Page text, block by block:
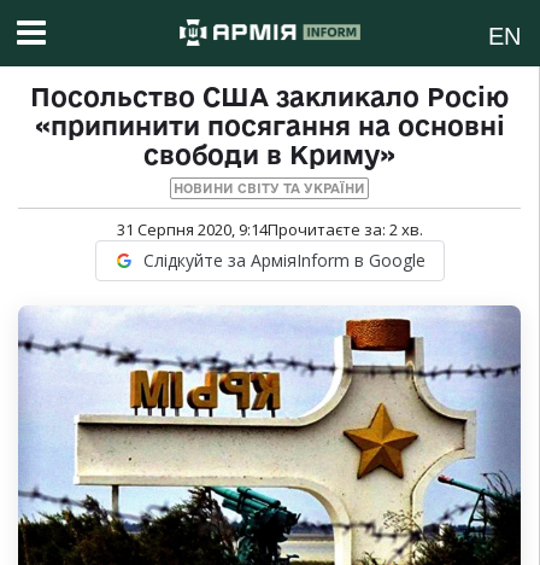
EN
Посольство США закликало Росію
«припинити посягання на основні
свободи в Криму»
НОВИНИ СВІТУ ТА УКРАЇНИ
31 Серпня 2020, 9:14Прочитаєте за: 2хв.
Слідкуйте за АрміяInform в Google